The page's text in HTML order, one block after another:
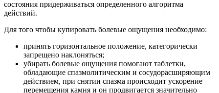
состояния придерживаться определенного алгоритма
действий.
Для того чтобы купировать болевые ощущения необходимо:
принять горизонтальное положение, категорически
запрещено наклоняться;
убирать болевые ощущения помогают таблетки,
обладающие спазмолитическим и сосудорасширяющим
действием, при снятии спазма происходит ускорение
перемещения камня и он продвигается значительно